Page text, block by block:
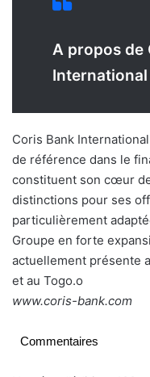
A propos de
International
Coris Bank
de référence dans le
constituent son cœur
distinctions pour ses
particulièrement
Groupe en forte
actuellement présente
et au Togo.o
www.coris-bank.com
Commentaires